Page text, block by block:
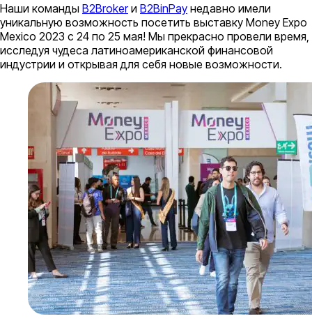
Наши команды B2Brokerи B2BinPay недавно имели
уникальную возможность посетить выставку Money Expo
Mexico 2023 с 24 по 25 мая! Мы прекрасно провели время,
исследуя чудеса латиноамериканской финансовой
индустрии и открывая для себя новые возможности.